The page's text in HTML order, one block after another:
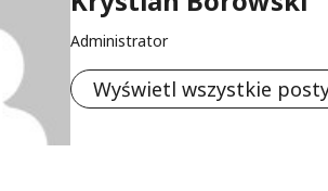
Administrator
Wyświetl wszystkie